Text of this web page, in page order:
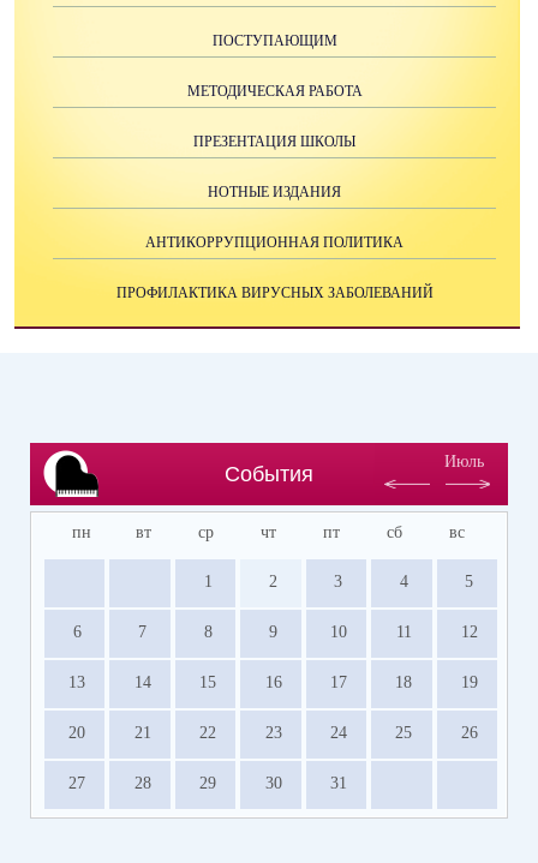
ПОСТУПАЮЩИМ
МЕТОДИЧЕСКАЯ РАБОТА
ПРЕЗЕНТАЦИЯ ШКОЛЫ
НОТНЫЕ ИЗДАНИЯ
АНТИКОРРУПЦИОННАЯ ПОЛИТИКА
ПРОФИЛАКТИКА ВИРУСНЫХ ЗАБОЛЕВАНИЙ
События
Июль
пн вт ср чт пт сб вс
1 2 3 4 5
6 7 8 9 10 11 12
13 14 15 16 17 18 19
20 21 22 23 24 25 26
27 28 29 30 31